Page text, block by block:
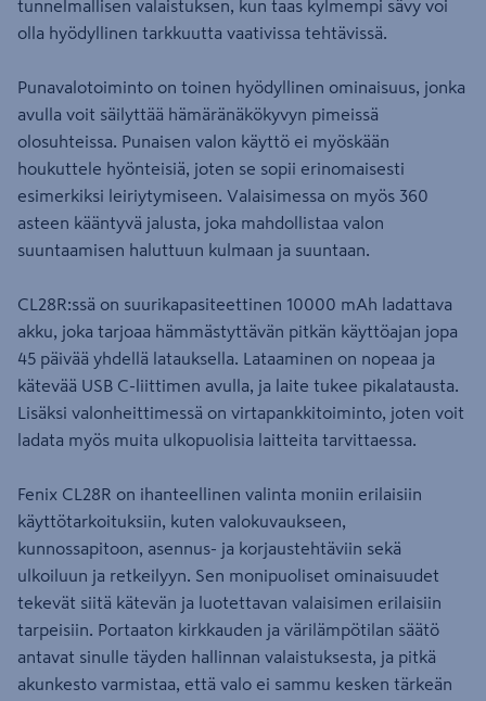
tunnelmallisen valaistuksen, kun taas kylmempi sävy voi
olla hyödyllinen tarkkuutta vaativissa tehtävissä.
Punavalotoiminto on toinen hyödyllinen ominaisuus, jonka
avulla voit säilyttää hämäränäkökyvyn pimeissä
olosuhteissa. Punaisen valon käyttö ei myöskään
houkuttele hyönteisiä, joten se sopii erinomaisesti
esimerkiksi leiriytymiseen. Valaisimessa on myös 360
asteen kääntyvä jalusta, joka mahdollistaa valon
suuntaamisen haluttuun kulmaan ja suuntaan.
CL28R:ssä on suurikapasiteettinen 10000 mAh ladattava
akku, joka tarjoaa hämmästyttävän pitkän käyttöajan jopa
45 päivää yhdellä latauksella. Lataaminen on nopeaa ja
kätevää USB C-liittimen avulla, ja laite tukee pikalatausta.
Lisäksi valonheittimessä on virtapankkitoiminto, joten voit
ladata myös muita ulkopuolisia laitteita tarvittaessa.
Fenix CL28R on ihanteellinen valinta moniin erilaisiin
käyttötarkoituksiin, kuten valokuvaukseen,
kunnossapitoon, asennus- ja korjaustehtäviin sekä
ulkoiluun ja retkeilyyn. Sen monipuoliset ominaisuudet
tekevät siitä kätevän ja luotettavan valaisimen erilaisiin
tarpeisiin. Portaaton kirkkauden ja värilämpötilan säätö
antavat sinulle täyden hallinnan valaistuksesta, ja pitkä
akunkesto varmistaa, että valo ei sammu kesken tärkeän